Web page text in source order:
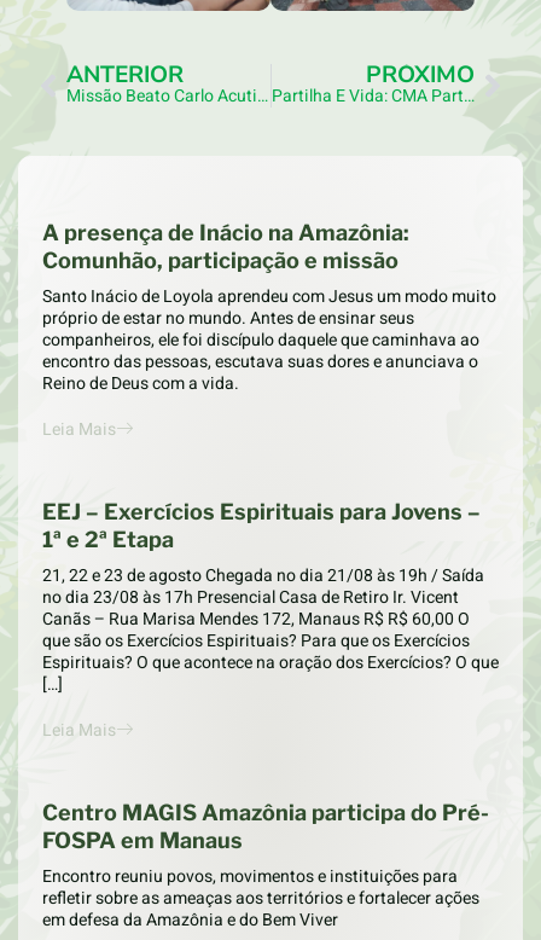
ANTERIOR
Missão Beato Carlo Acutis: Centro MAGIS Amazônia E Juventude De Manaus Celebram Atividade Na Catedral Metropolitana De Manaus
PRÓXIMO
Partilha E Vida: CMA Participa De Confraternização Do Núcleo Apostólico De Manaus
A presença de Inácio na Amazônia:
Comunhão, participação e missão
Santo Inácio de Loyola aprendeu com Jesus um modo muito
próprio de estar no mundo. Antes de ensinar seus
companheiros, ele foi discípulo daquele que caminhava ao
encontro das pessoas, escutava suas dores e anunciava o
Reino de Deus com a vida.
Leia Mais
EEJ – Exercícios Espirituais para Jovens –
1ª e 2ª Etapa
21, 22 e 23 de agosto Chegada no dia 21/08 às 19h / Saída
no dia 23/08 às 17h Presencial Casa de Retiro Ir. Vicent
Canãs – Rua Marisa Mendes 172, Manaus R$ R$ 60,00 O
que são os Exercícios Espirituais? Para que os Exercícios
Espirituais? O que acontece na oração dos Exercícios? O que
[…]
Leia Mais
Centro MAGIS Amazônia participa do Pré-
FOSPA em Manaus
Encontro reuniu povos, movimentos e instituições para
refletir sobre as ameaças aos territórios e fortalecer ações
em defesa da Amazônia e do Bem Viver